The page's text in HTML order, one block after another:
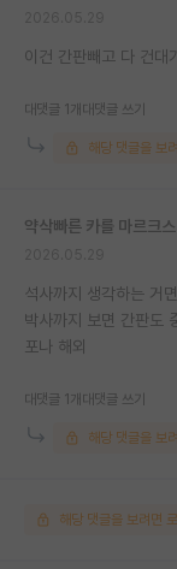
이건 간판빼고 다 건대
대댓글 1개 대댓글 쓰기
해당 댓글을 보
약삭빠른 카를 마르크스
석사까지 생각하는 거
박사까지 보면 간판도
포나 해외
대댓글 1개 대댓글 쓰기
해당 댓글을 보
해당 댓글을 보려면